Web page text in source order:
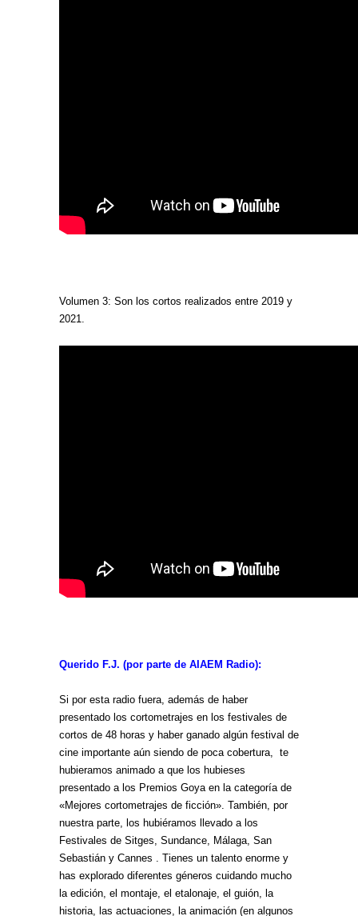
Volumen 3: Son los cortos realizados entre 2019 y
2021.
Querido F.J. (por parte de AIAEM Radio):
Si por esta radio fuera, además de haber
presentado los cortometrajes en los festivales de
cortos de 48 horas y haber ganado algún festival de
cine importante aún siendo de poca cobertura, te
hubieramos animado a que los hubieses
presentado a los Premios Goya en la categoría de
«Mejores cortometrajes de ficción». También, por
nuestra parte, los hubiéramos llevado a los
Festivales de Sitges, Sundance, Málaga, San
Sebastián y Cannes . Tienes un talento enorme y
has explorado diferentes géneros cuidando mucho
la edición, el montaje, el etalonaje, el guión, la
historia, las actuaciones, la animación (en algunos